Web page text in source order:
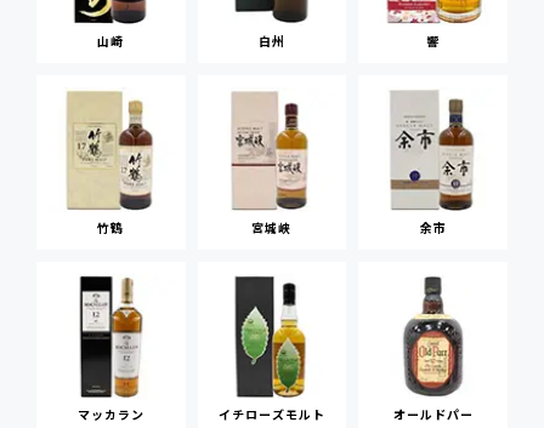
山崎 白州 響
竹鶴 宮城峡 余市
マッカラン イチローズモルト オールドパー